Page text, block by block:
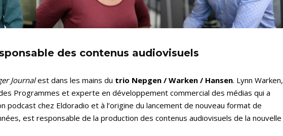
des contenus audiovisuels
Journalest dans les mains du trio Nepgen / Warken / Hansen. Lynn Warken,
Programmes et experte en développement commercial des médias qui a
podcast chez Eldoradio et à l’origine du lancement de nouveau format de
est responsable de la production des contenus audiovisuels de la nouvelle